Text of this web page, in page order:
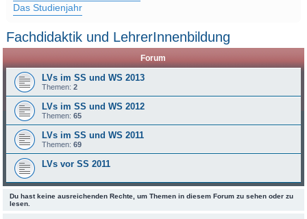
Das Studienjahr
Fachdidaktik und LehrerInnenbildung
Forum
LVs im SS und WS 2013
Themen:2
LVs im SS und WS 2012
Themen:65
LVs im SS und WS 2011
Themen:69
LVs vor SS 2011
Du hast keine ausreichenden Rechte, um Themen in diesem Forum zu sehen oder zu
lesen.